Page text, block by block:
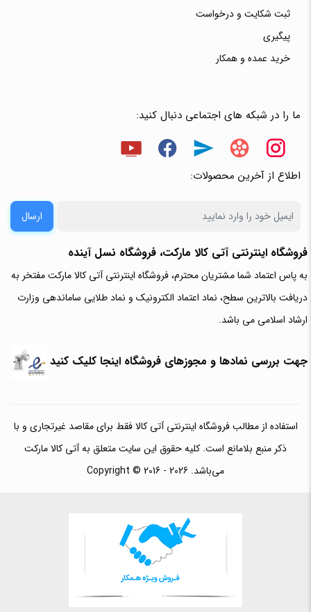
ثبت شکایت و درخواست
پیگیری
خرید عمده و همکار
ما را در شبکه های اجتماعی دنبال کنید:
اطلاع از آخرین محصولات:
ارسال
فروشگاه اینترنتی آتی‌ کالا مارکت، فروشگاه نسل آینده
به پاس اعتماد شما مشتریان محترم، فروشگاه اینترنتی آتی کالا مارکت مفتخر به
دریافت بالاترین سطح، نماد اعتماد الکترونیک و نماد طلایی ساماندهی وزارت
ارشاد اسلامی می باشد.
جهت بررسی نمادها و مجوزهای فروشگاه اینجا کلیک کنید
استفاده از مطالب فروشگاه اینترنتی آتی کالا فقط برای مقاصد غیرتجاری و با
ذکر منبع بلامانع است. کلیه حقوق این سایت متعلق به آتی کالا مارکت
می‌باشد. Copyright © 2016 - 2026